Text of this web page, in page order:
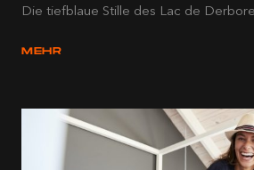
Die tiefblaue Stille des Lac de
MEHR